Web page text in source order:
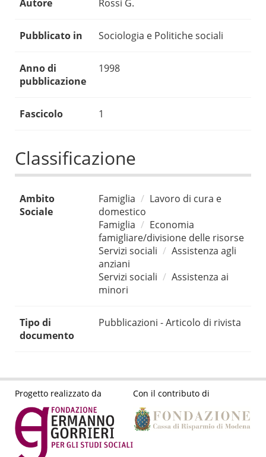
Autore Rossi G.
Pubblicato in Sociologia e Politiche sociali
Anno di
pubblicazione
1998
Fascicolo 1
Classificazione
Ambito
Sociale
Famiglia
Lavoro di cura e
domestico
Famiglia
Economia
famigliare/divisione delle risorse
Servizi sociali
Assistenza agli
anziani
Servizi sociali
Assistenza ai
minori
Tipo di
documento
Pubblicazioni - Articolo di rivista
Progetto realizzato da Con il contributo di